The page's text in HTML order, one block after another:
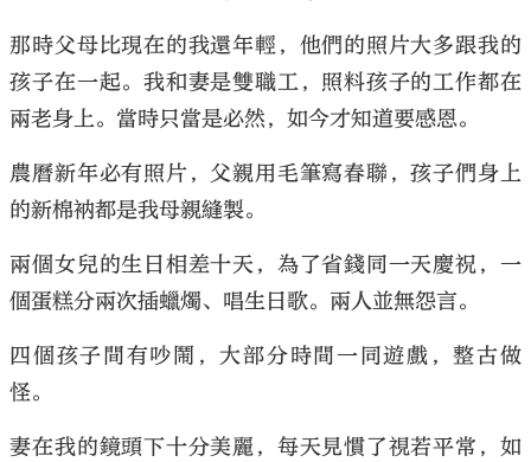
那時父母比現在的我還年輕，他們的照片大多跟我的
孩子在一起。我和妻是雙職工，照料孩子的工作都在
兩老身上。當時只當是必然，如今才知道要感恩。
農曆新年必有照片，父親用毛筆寫春聯，孩子們身上
的新棉衲都是我母親縫製。
兩個女兒的生日相差十天，為了省錢同一天慶祝，一
個蛋糕分兩次插蠟燭、唱生日歌。兩人並無怨言。
四個孩子間有吵鬧，大部分時間一同遊戲，整古做
怪。
妻在我的鏡頭下十分美麗，每天見慣了視若平常，如